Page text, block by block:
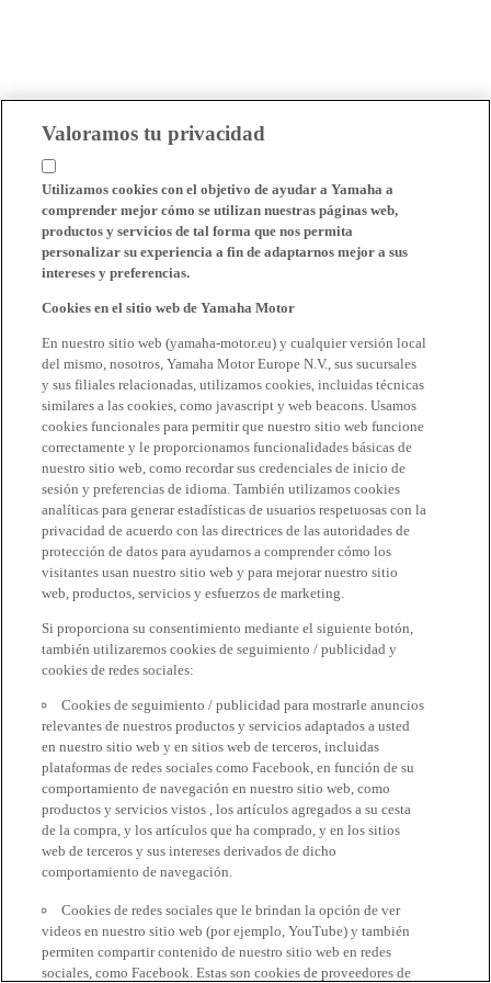
Valoramos tu privacidad
Utilizamos cookies con el objetivo de ayudar a Yamaha a
comprender mejor cómo se utilizan nuestras páginas web,
productos y servicios de tal forma que nos permita
personalizar su experiencia a fin de adaptarnos mejor a sus
intereses y preferencias.
Cookies en el sitio web de Yamaha Motor
En nuestro sitio web (yamaha-motor.eu) y cualquier versión local
del mismo, nosotros, Yamaha Motor Europe N.V., sus sucursales
y sus filiales relacionadas, utilizamos cookies, incluidas técnicas
similares a las cookies, como javascript y web beacons. Usamos
cookies funcionales para permitir que nuestro sitio web funcione
correctamente y le proporcionamos funcionalidades básicas de
nuestro sitio web, como recordar sus credenciales de inicio de
sesión y preferencias de idioma. También utilizamos cookies
analíticas para generar estadísticas de usuarios respetuosas con la
privacidad de acuerdo con las directrices de las autoridades de
protección de datos para ayudarnos a comprender cómo los
visitantes usan nuestro sitio web y para mejorar nuestro sitio
web, productos, servicios y esfuerzos de marketing.
Si proporciona su consentimiento mediante el siguiente botón,
también utilizaremos cookies de seguimiento / publicidad y
cookies de redes sociales:
Cookies de seguimiento / publicidad para mostrarle anuncios
relevantes de nuestros productos y servicios adaptados a usted
en nuestro sitio web y en sitios web de terceros, incluidas
plataformas de redes sociales como Facebook, en función de su
comportamiento de navegación en nuestro sitio web, como
productos y servicios vistos , los artículos agregados a su cesta
de la compra, y los artículos que ha comprado, y en los sitios
web de terceros y sus intereses derivados de dicho
comportamiento de navegación.
Cookies de redes sociales que le brindan la opción de ver
videos en nuestro sitio web (por ejemplo, YouTube) y también
permiten compartir contenido de nuestro sitio web en redes
sociales, como Facebook. Estas son cookies de proveedores de